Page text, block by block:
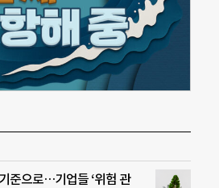
준으로…기업들 ‘위험 관